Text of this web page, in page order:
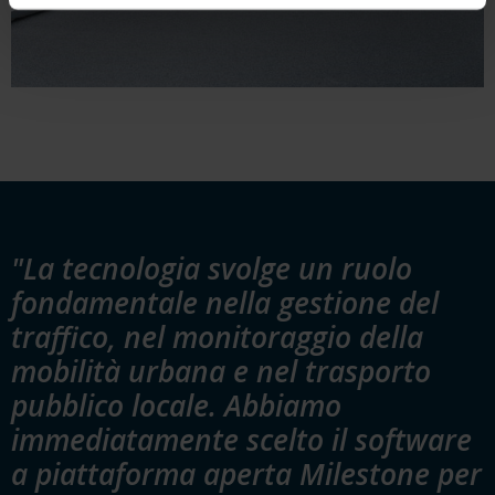
"La tecnologia svolge un ruolo
fondamentale nella gestione del
traffico, nel monitoraggio della
mobilità urbana e nel trasporto
pubblico locale. Abbiamo
immediatamente scelto il software
a piattaforma aperta Milestone per